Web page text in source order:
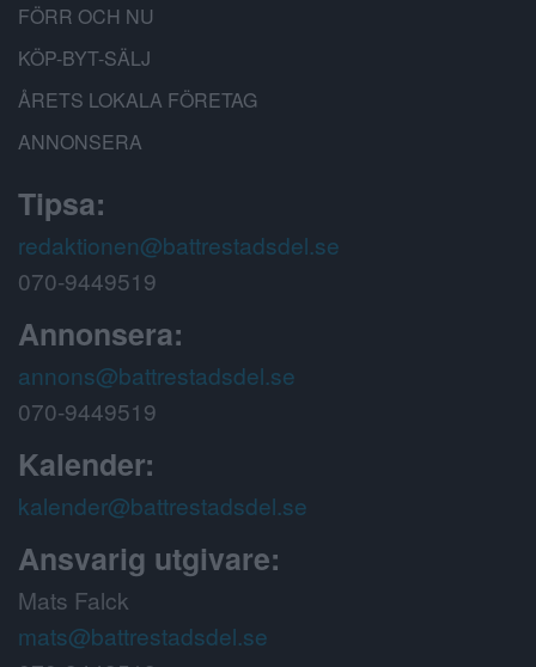
FÖRR OCH NU
KÖP-BYT-SÄLJ
ÅRETS LOKALA FÖRETAG
ANNONSERA
Tipsa:
redaktionen@battrestadsdel.se
070-9449519
Annonsera:
annons@battrestadsdel.se
070-9449519
Kalender:
kalender@battrestadsdel.se
Ansvarig utgivare:
Mats Falck
mats@battrestadsdel.se